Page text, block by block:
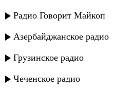
Радио Говорит Майкоп
Азербайджанское радио
Грузинское радио
Чеченское радио